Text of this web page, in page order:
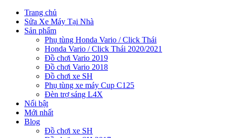
Trang chủ
Sửa Xe Máy Tại Nhà
Sản phẩm
Phụ tùng Honda Vario / Click Thái
Honda Vario / Click Thái 2020/2021
Đồ chơi Vario 2019
Đồ chơi Vario 2018
Đồ chơi xe SH
Phụ tùng xe máy Cup C125
Đèn trợ sáng L4X
Nổi bật
Mới nhất
Blog
Đồ chơi xe SH